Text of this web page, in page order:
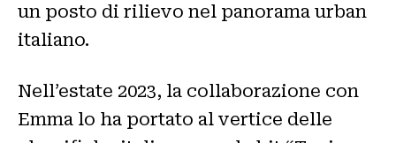
un posto di rilievo nel panorama urban
italiano.
Nell’estate 2023, la collaborazione con
Emma lo ha portato al vertice delle